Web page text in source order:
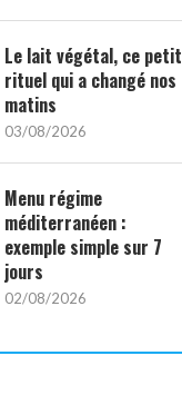
Le lait végétal, ce petit
rituel qui a changé nos
matins
03/08/2026
Menu régime
méditerranéen :
exemple simple sur 7
jours
02/08/2026